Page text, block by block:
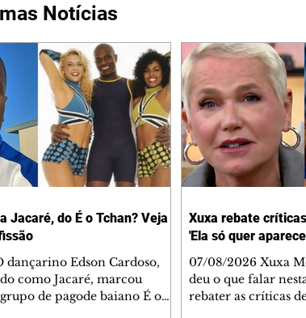
Notícias
Jacaré, do É o Tchan? Veja
dançarino Edson Cardoso,
como Jacaré, marcou
de pagode baiano É o
Xuxa rebate
'Ela só quer
07/08/2026 Xuxa
deu o que falar
rebater as críticas